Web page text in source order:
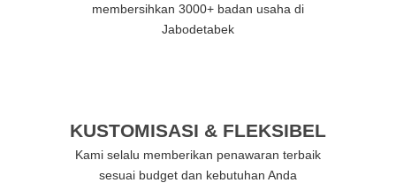
membersihkan 3000+ badan usaha di
Jabodetabek
KUSTOMISASI & FLEKSIBEL
Kami selalu memberikan penawaran terbaik
sesuai budget dan kebutuhan Anda